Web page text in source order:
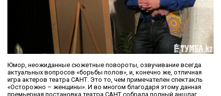
Юмор, неожиданные сюжетные повороты, озвучивание всегда
актуальных вопросов «борьбы полов», и, конечно же, отличная
игра актеров театра САНТ. Это то, чем примечателен спектакль
«Осторожно – женщины». И во многом благодаря этому данная
премьерная постановка театра САНТ собрала полный аншлаг.